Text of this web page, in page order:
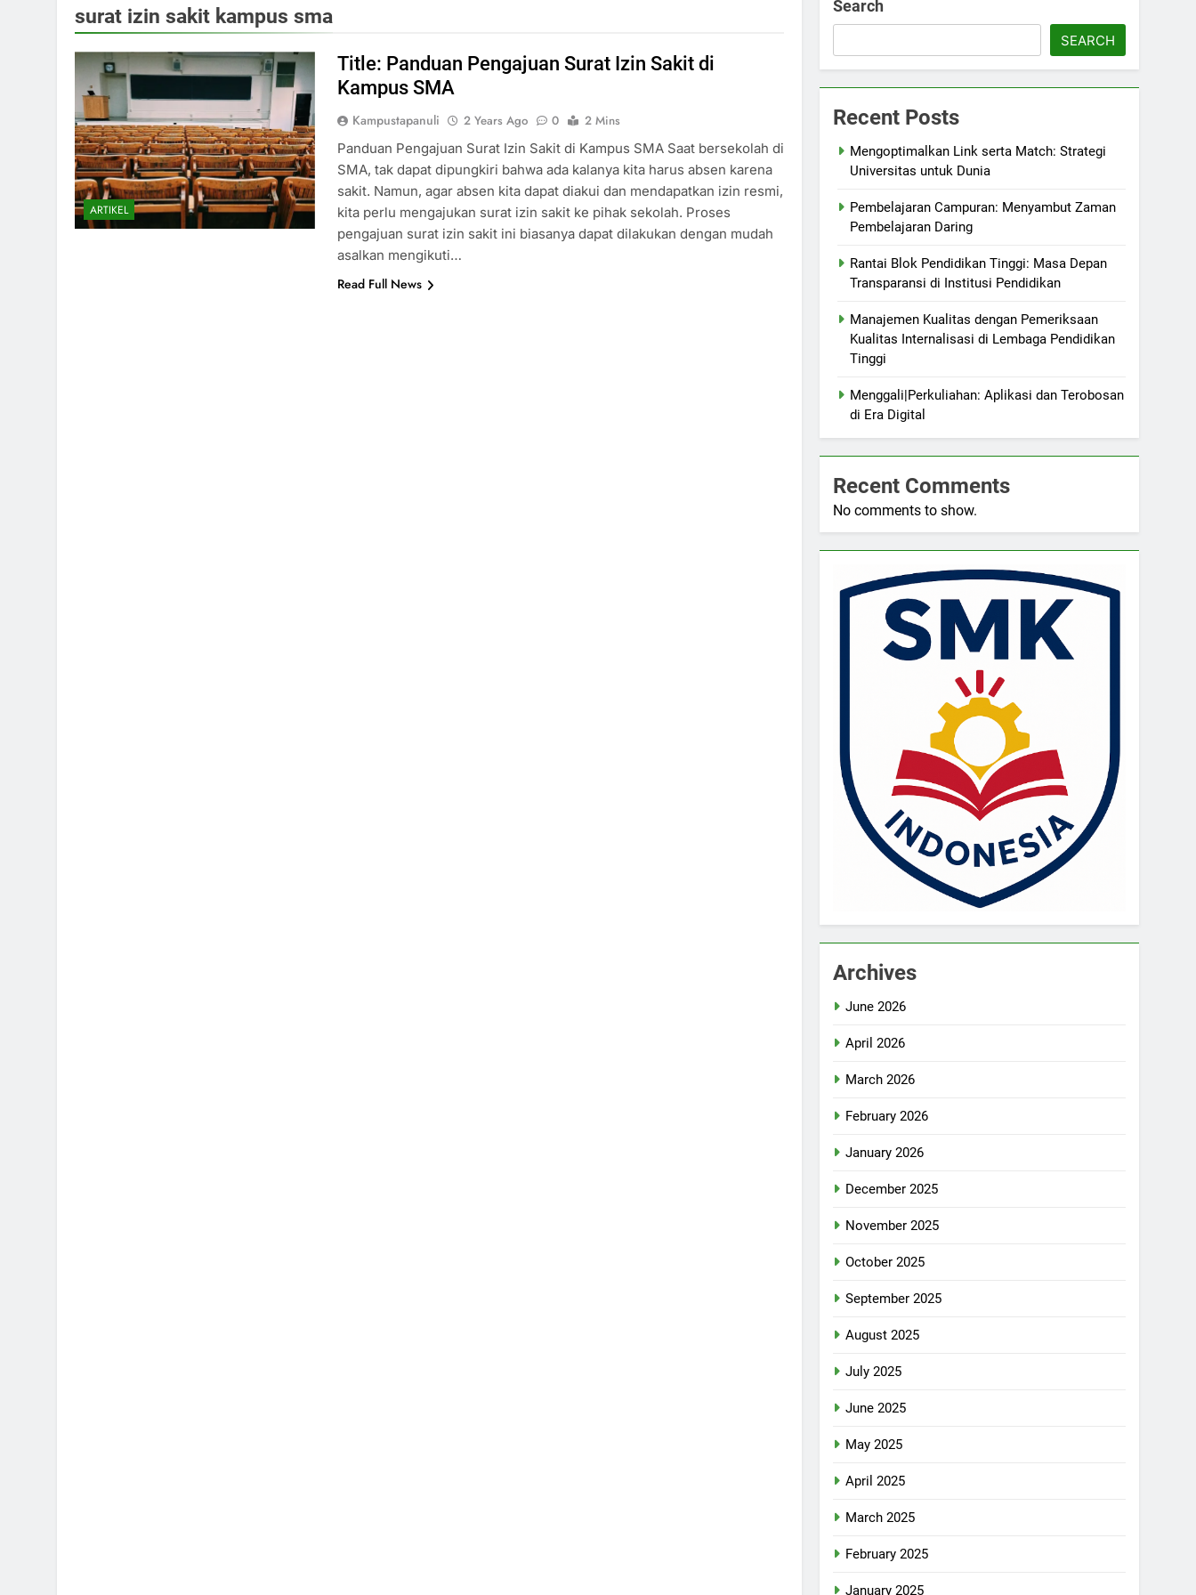
surat izin sakit kampus sma
ARTIKEL
Title: Panduan Pengajuan Surat Izin Sakit di
Kampus SMA
Kampustapanuli 2 Years Ago 0
2 Mins
Panduan Pengajuan Surat Izin Sakit di Kampus SMA Saat bersekolah di
SMA, tak dapat dipungkiri bahwa ada kalanya kita harus absen karena
sakit. Namun, agar absen kita dapat diakui dan mendapatkan izin resmi,
kita perlu mengajukan surat izin sakit ke pihak sekolah. Proses
pengajuan surat izin sakit ini biasanya dapat dilakukan dengan mudah
asalkan mengikuti…
Read Full News
Search
SEARCH
Recent Posts
Mengoptimalkan Link serta Match: Strategi
Universitas untuk Dunia
Pembelajaran Campuran: Menyambut Zaman
Pembelajaran Daring
Rantai Blok Pendidikan Tinggi: Masa Depan
Transparansi di Institusi Pendidikan
Manajemen Kualitas dengan Pemeriksaan
Kualitas Internalisasi di Lembaga Pendidikan
Tinggi
Menggali|Perkuliahan: Aplikasi dan Terobosan
di Era Digital
Recent Comments
No comments to show.
Archives
June 2026
April 2026
March 2026
February 2026
January 2026
December 2025
November 2025
October 2025
September 2025
August 2025
July 2025
June 2025
May 2025
April 2025
March 2025
February 2025
January 2025